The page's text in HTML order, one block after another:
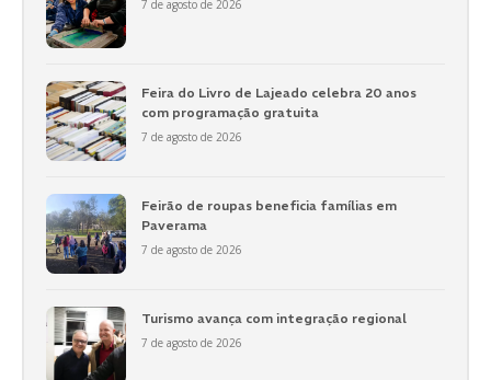
7 de agosto de 2026
Feira do Livro de Lajeado celebra 20 anos
com programação gratuita
7 de agosto de 2026
Feirão de roupas beneficia famílias em
Paverama
7 de agosto de 2026
Turismo avança com integração regional
7 de agosto de 2026